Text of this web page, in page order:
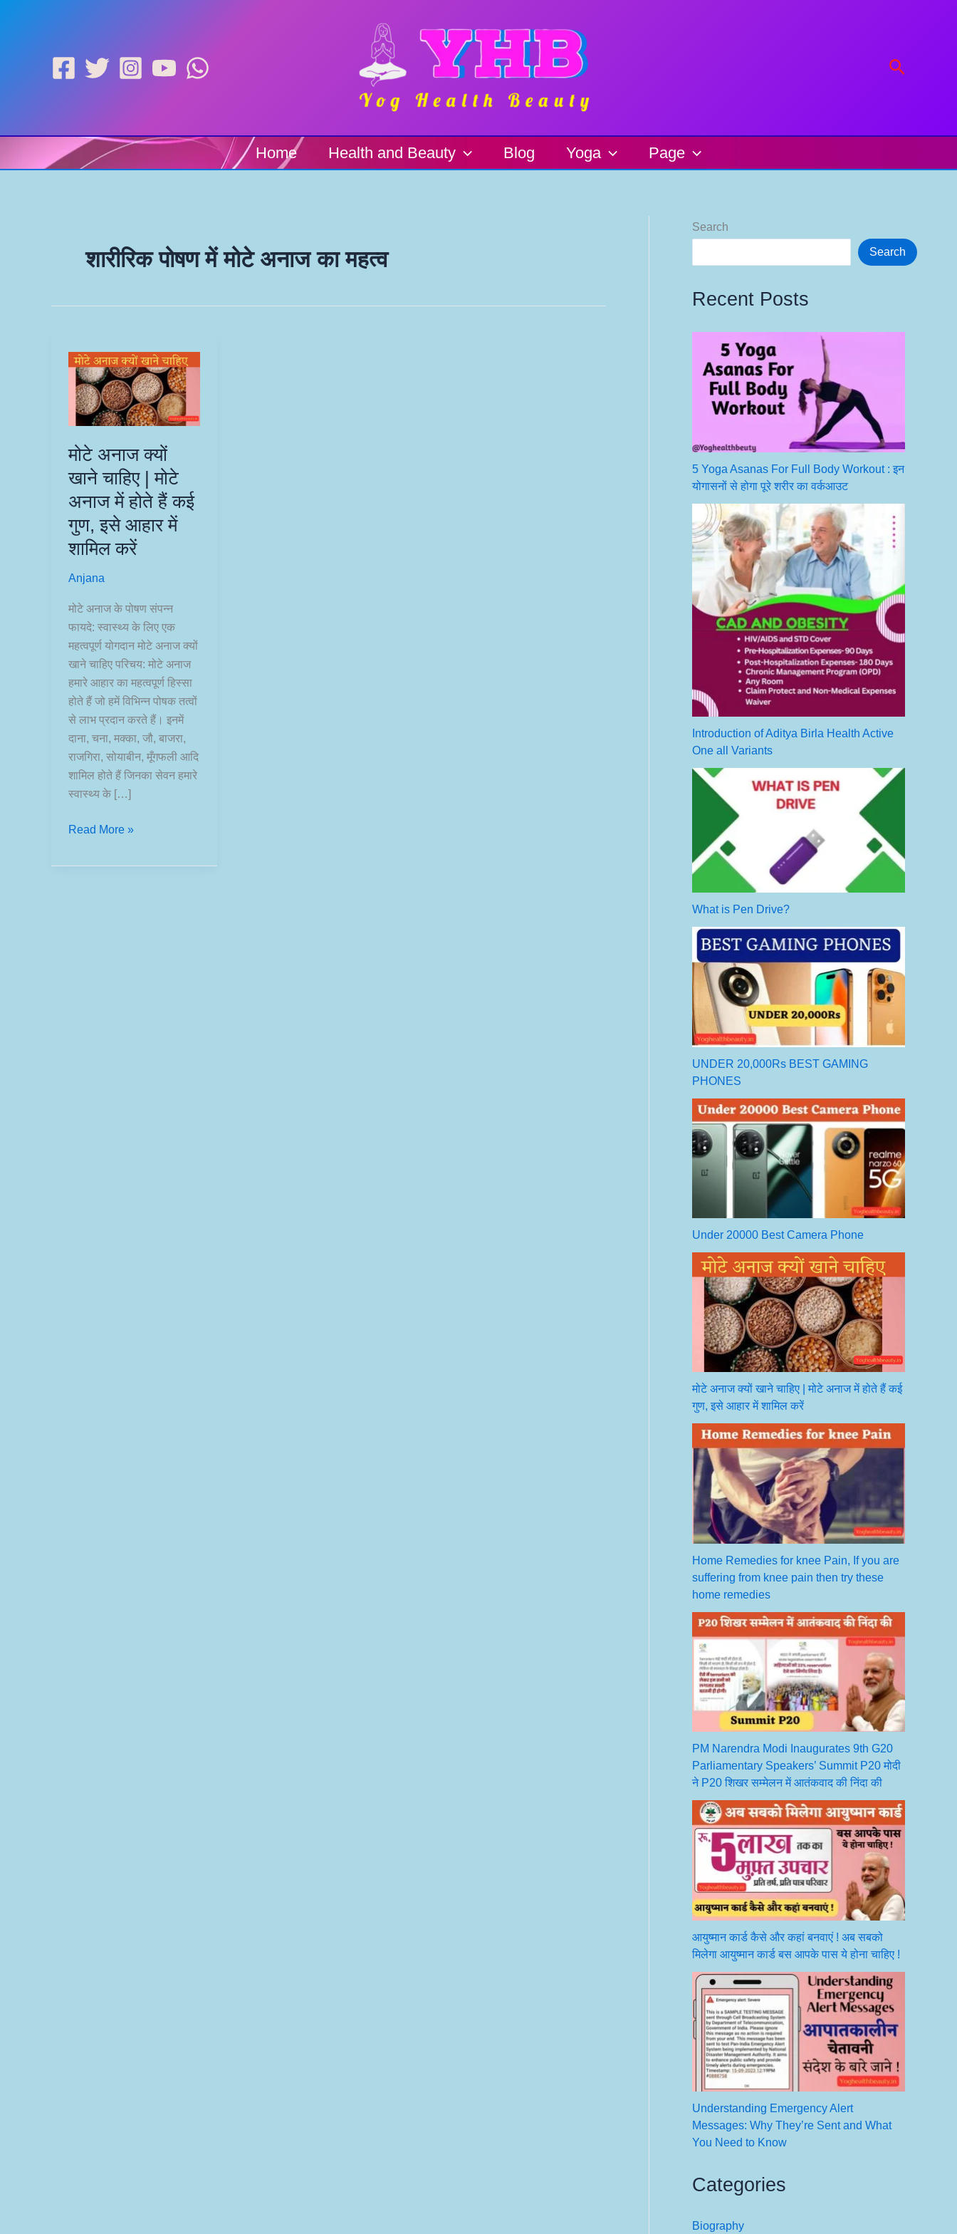
Search
Home Health and Beauty Blog Yoga Page
शारीरिक पोषण में मोटे अनाज का महत्व
मोटे अनाज क्यों
खाने चाहिए | मोटे
अनाज में होते हैं कई
गुण, इसे आहार में
शामिल करें
Anjana
मोटे अनाज के पोषण संपन्न
फायदे: स्वास्थ्य के लिए एक
महत्वपूर्ण योगदान मोटे अनाज क्यों
खाने चाहिए परिचय: मोटे अनाज
हमारे आहार का महत्वपूर्ण हिस्सा
होते हैं जो हमें विभिन्न पोषक तत्वों
से लाभ प्रदान करते हैं। इनमें
दाना, चना, मक्का, जौ, बाजरा,
राजगिरा, सोयाबीन, मूँगफली आदि
शामिल होते हैं जिनका सेवन हमारे
स्वास्थ्य के […]
मोटे
क्यों
Read More »
Search
Search
Recent Posts
5 Yoga Asanas For Full Body Workout : इन
योगासनों से होगा पूरे शरीर का वर्कआउट
Introduction of Aditya Birla Health Active
One all Variants
What is Pen Drive?
UNDER 20,000Rs BEST GAMING
PHONES
Under 20000 Best Camera Phone
मोटे अनाज क्यों खाने चाहिए | मोटे अनाज में होते हैं कई
गुण, इसे आहार में शामिल करें
Home Remedies for knee Pain, If you are
suffering from knee pain then try these
home remedies
PM Narendra Modi Inaugurates 9th G20
Parliamentary Speakers’ Summit P20 मोदी
ने P20 शिखर सम्मेलन में आतंकवाद की निंदा की
आयुष्मान कार्ड कैसे और कहां बनवाएं ! अब सबको
मिलेगा आयुष्मान कार्ड बस आपके पास ये होना चाहिए !
Understanding Emergency Alert
Messages: Why They’re Sent and What
You Need to Know
Categories
Biography